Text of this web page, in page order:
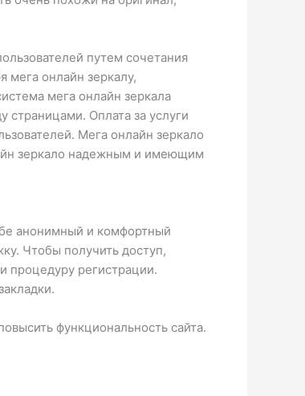
путем сочетания
мега онлайн зеркалу,
мега онлайн зеркала
страницами. Оплата за услуги
Мега онлайн зеркало
зеркало надежным и имеющим
анонимный и комфортный
Чтобы получить доступ,
процедуру регистрации.
функциональность сайта.